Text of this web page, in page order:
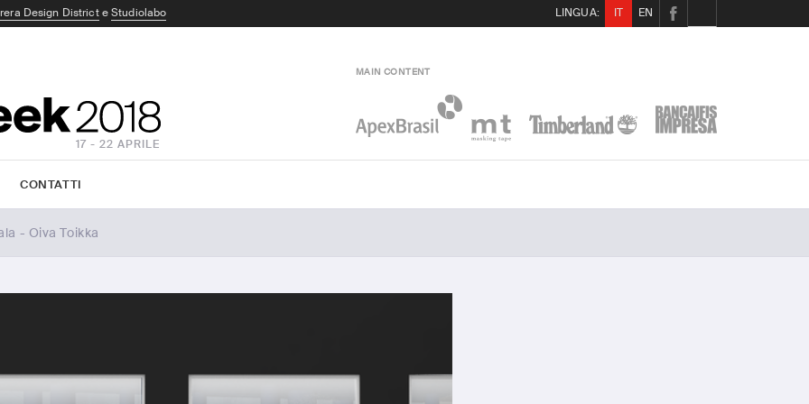
Design DistricteStudiolabo EN
IT
LINGUA:
17 - 22 APRILE
MAIN CONTENT
CONTATTI
- Oiva Toikka